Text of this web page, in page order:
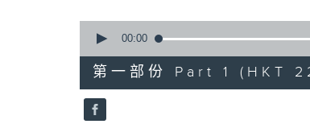
90%
seconds
25
minutes,
10
seconds
90%
00:00
第一部份 Part 1 (HKT